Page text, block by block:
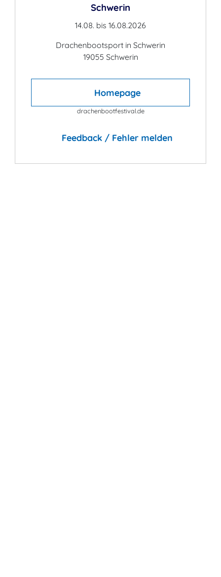
Schwerin
14.08. bis 16.08.2026
Drachenbootsport in Schwerin
19055 Schwerin
Homepage
drachenbootfestival.de
Feedback / Fehler melden